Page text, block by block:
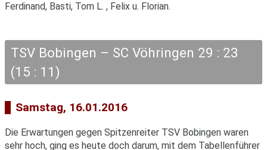
Ferdinand, Basti, Tom L. , Felix u. Florian.
TSV Bobingen – SC Vöhringen 29 : 23
(15 : 11)
Samstag, 16.01.2016
Die Erwartungen gegen Spitzenreiter TSV Bobingen waren
sehr hoch, ging es heute doch darum, mit dem Tabellenführer